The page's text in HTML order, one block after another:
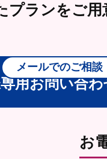
プランをご
用お問い合わ
メールでのご相談
お